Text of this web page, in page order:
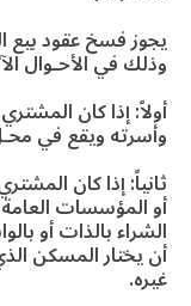
يجوز فسخ عقود بيع
وذلك في الأحـوال
أولاً: إذا كان
وأسرته ويقع في
ثانياً: إذا كان
أو المؤسسات
الشراء بالذات أو
أن يختار المسكن
غيره.